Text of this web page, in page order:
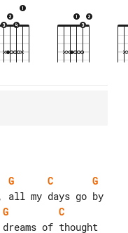
G C
G
G
C